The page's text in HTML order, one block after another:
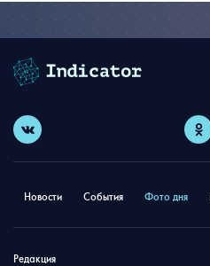
Новости События Фото дня
Редакция